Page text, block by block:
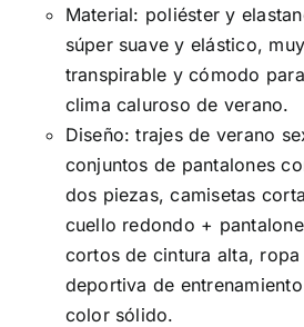
Material: poliéster y
súper suave y elástico, muy
transpirable y cómodo
clima caluroso de verano.
Diseño: trajes de verano
conjuntos de pantalones
dos piezas, camisetas
cuello redondo +
cortos de cintura alta, ropa
deportiva de
color sólido.